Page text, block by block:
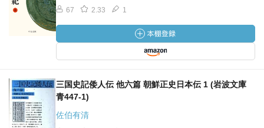
67 2.33 1
三国史記倭人伝 他六篇 朝鮮正史日本伝 1 (岩波文庫
青447-1)
佐伯有清